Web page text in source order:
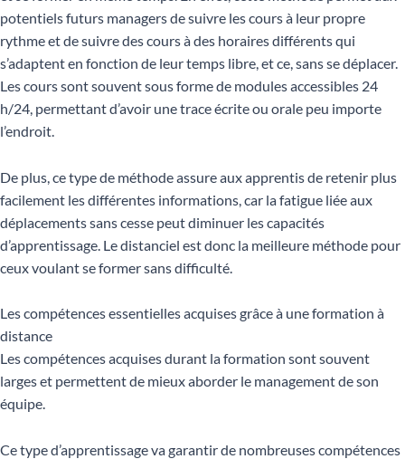
potentiels futurs managers de suivre les cours à leur propre
rythme et de suivre des cours à des horaires différents qui
s’adaptent en fonction de leur temps libre, et ce, sans se déplacer.
Les cours sont souvent sous forme de modules accessibles 24
h/24, permettant d’avoir une trace écrite ou orale peu importe
l’endroit.
De plus, ce type de méthode assure aux apprentis de retenir plus
facilement les différentes informations, car la fatigue liée aux
déplacements sans cesse peut diminuer les capacités
d’apprentissage. Le distanciel est donc la meilleure méthode pour
ceux voulant se former sans difficulté.
Les compétences essentielles acquises grâce à une formation à
distance
Les compétences acquises durant la formation sont souvent
larges et permettent de mieux aborder le management de son
équipe.
Ce type d’apprentissage va garantir de nombreuses compétences